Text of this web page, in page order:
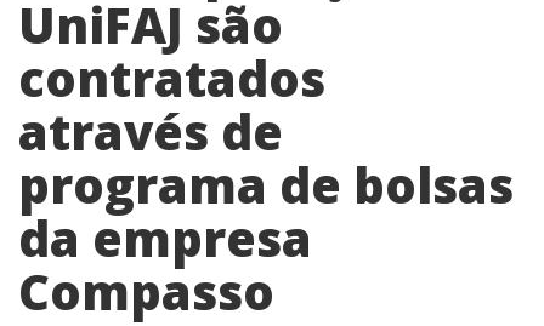
ANIVERSÁRIO DAS CIDADES
ANUNCIE
CONTATO
UniFAJ são
contratados
através de
programa de bolsas
da empresa
Compasso